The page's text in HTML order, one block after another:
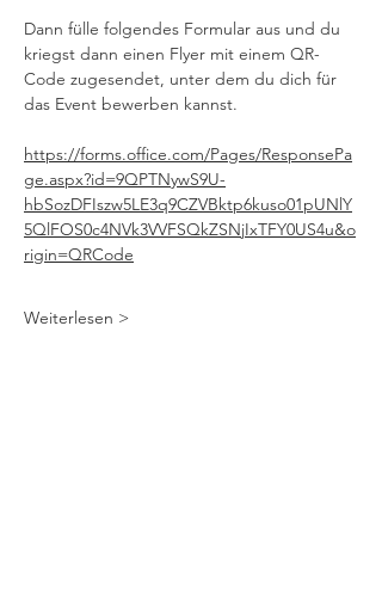
Dann fülle folgendes Formular aus und du
kriegst dann einen Flyer mit einem QR-
Code zugesendet, unter dem du dich für
das Event bewerben kannst.
https://forms.office.com/Pages/ResponsePa
ge.aspx?id=9QPTNywS9U-
hbSozDFIszw5LE3q9CZVBktp6kuso01pUNlY
5QlFOS0c4NVk3VVFSQkZSNjIxTFY0US4u&o
rigin=QRCode
Weiterlesen >